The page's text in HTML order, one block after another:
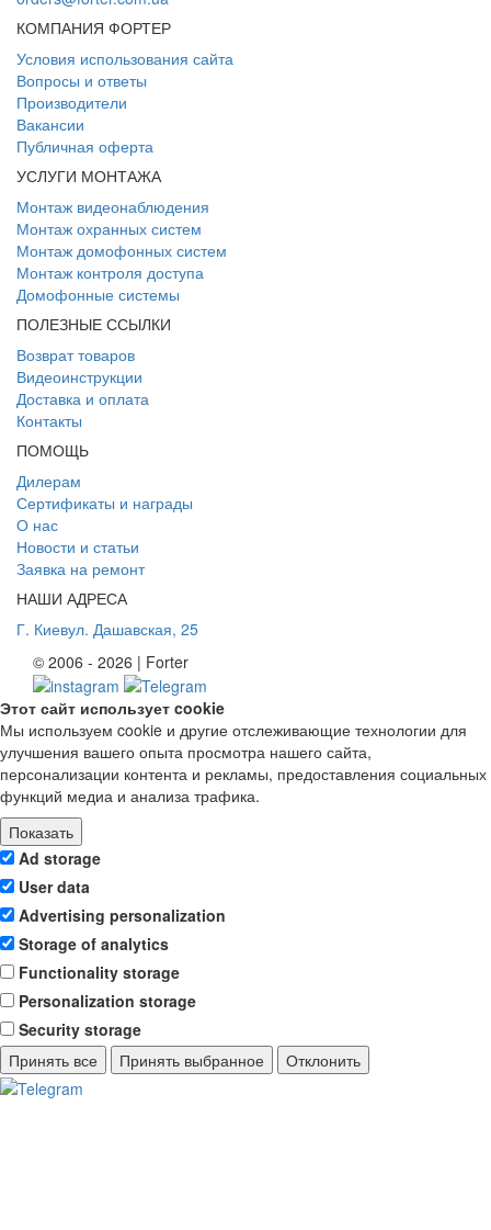
КОМПАНИЯ ФОРТЕР
Условия использования сайта
Вопросы и ответы
Производители
Вакансии
Публичная оферта
УСЛУГИ МОНТАЖА
Монтаж видеонаблюдения
Монтаж охранных систем
Монтаж домофонных систем
Монтаж контроля доступа
Домофонные системы
ПОЛЕЗНЫЕ ССЫЛКИ
Возврат товаров
Видеоинструкции
Доставка и оплата
Контакты
ПОМОЩЬ
Дилерам
Сертификаты и награды
О нас
Новости и статьи
Заявка на ремонт
НАШИ АДРЕСА
Г. Киевул. Дашавская, 25
© 2006 - 2026 | Forter
Этот сайт использует cookie
Мы используем cookie и другие отслеживающие технологии для
улучшения вашего опыта просмотра нашего сайта,
персонализации контента и рекламы, предоставления социальных
функций медиа и анализа трафика.
Показать
Ad storage
User data
Advertising personalization
Storage of analytics
Functionality storage
Personalization storage
Security storage
Принять все
Принять выбранное Отклонить